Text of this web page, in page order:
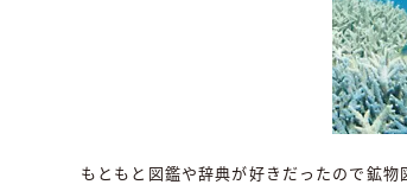
もともと図鑑や辞典が好きだったので鉱